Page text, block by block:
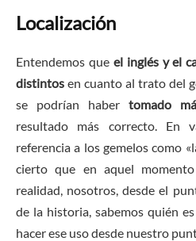
Localización
Entendemos que el inglés y el
distintos en cuanto al trato del
se podrían haber tomado
resultado más correcto. En
referencia a los gemelos como
cierto que en aquel
realidad, nosotros, desde el
de la historia, sabemos quién
hacer ese uso desde nuestro